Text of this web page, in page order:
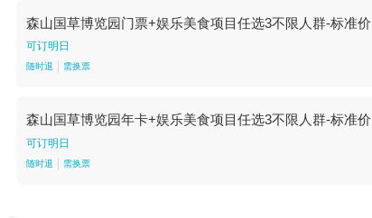
森山国草博览园门票+娱乐美食项目任选3不限人群-标准价
可订明日
随时退 需换票
森山国草博览园年卡+娱乐美食项目任选3不限人群-标准价
可订明日
随时退 需换票